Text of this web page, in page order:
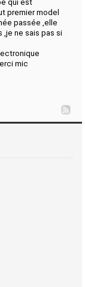
qui est
premier model
passée ,elle
ne sais pas si
mic